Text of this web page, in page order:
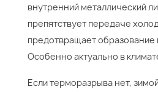
внутренний металлический
препятствует передаче
предотвращает образование
Особенно актуально в
Если терморазрыва нет,